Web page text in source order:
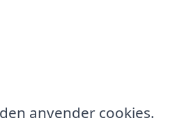
anvender cookies.